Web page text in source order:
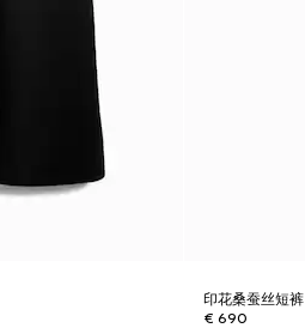
印花桑蚕丝短裤
€ 690